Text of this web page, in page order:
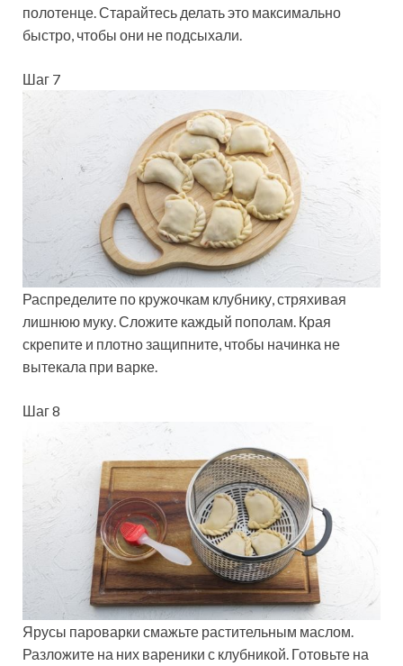
полотенце. Старайтесь делать это максимально
быстро, чтобы они не подсыхали.
Шаг 7
Распределите по кружочкам клубнику, стряхивая
лишнюю муку. Сложите каждый пополам. Края
скрепите и плотно защипните, чтобы начинка не
вытекала при варке.
Шаг 8
Ярусы пароварки смажьте растительным маслом.
Разложите на них вареники с клубникой. Готовьте на